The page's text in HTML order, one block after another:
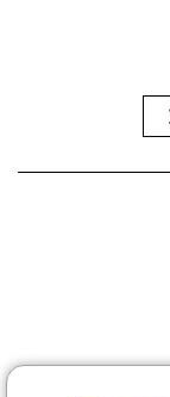
Basmati